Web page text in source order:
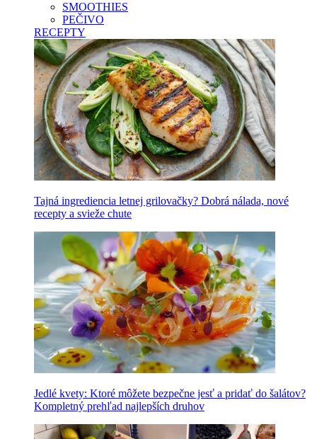
SMOOTHIES
PEČIVO
RECEPTY
Tajná ingrediencia letnej grilovačky? Dobrá nálada, nové
recepty a svieže chute
Jedlé kvety: Ktoré môžete bezpečne jesť a pridať do šalátov?
Kompletný prehľad najlepších druhov